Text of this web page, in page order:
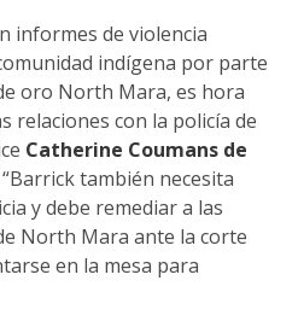
informes de violencia
indígena por parte
oro North Mara, es hora
relaciones con la policía de
Catherine Coumans de
“Barrick también necesita
y debe remediar a las
North Mara ante la corte
en la mesa para